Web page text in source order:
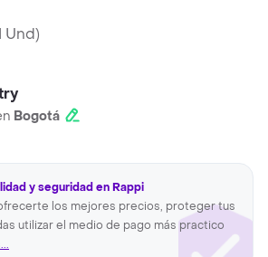
Und)
Bogotá
y seguridad en Rappi
los mejores precios, proteger tus
utilizar el medio de pago más practico